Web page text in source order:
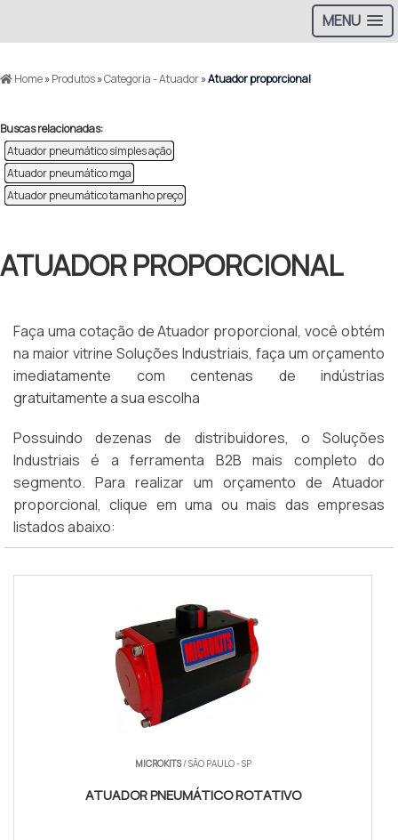
MENU
Home»Produtos»Categoria - Atuador»Atuador proporcional
Buscas relacionadas:
Atuador pneumático simples ação
Atuador pneumático mga
Atuador pneumático tamanho preço
ATUADOR PROPORCIONAL
Faça uma cotação de Atuador proporcional, você obtém
na maior vitrine Soluções Industriais, faça um orçamento
imediatamente com centenas de indústrias
gratuitamente a sua escolha
Possuindo dezenas de distribuidores, o Soluções
Industriais é a ferramenta B2B mais completo do
segmento. Para realizar um orçamento de Atuador
proporcional, clique em uma ou mais das empresas
listados abaixo:
MICROKITS/ SÃO PAULO - SP
ATUADOR PNEUMÁTICO ROTATIVO